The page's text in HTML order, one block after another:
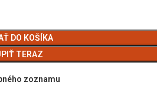
DO KOŠÍKA
TERAZ
zoznamu